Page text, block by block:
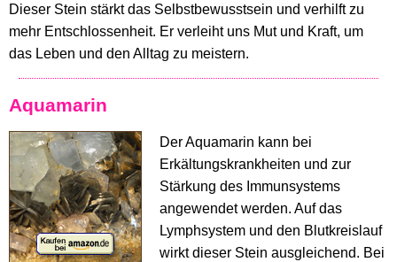
Dieser Stein stärkt das Selbstbewusstsein und verhilft zu
mehr Entschlossenheit. Er verleiht uns Mut und Kraft, um
das Leben und den Alltag zu meistern.
Aquamarin
Der Aquamarin kann bei
Erkältungskrankheiten und zur
Stärkung des Immunsystems
angewendet werden. Auf das
Lymphsystem und den Blutkreislauf
wirkt dieser Stein ausgleichend. Bei